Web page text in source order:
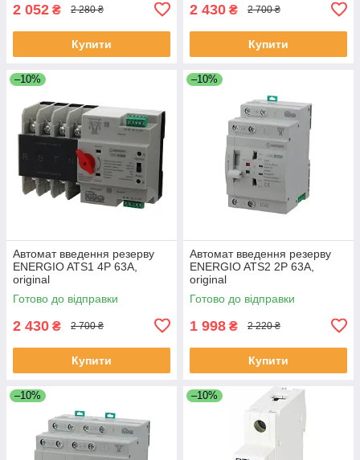
2 052 ₴ 2 280 ₴
Купити
2 430 ₴ 2 700 ₴
Купити
–10%
Автомат введення резерву
ENERGIO ATS1 4P 63A,
original
Готово до відправки
2 430 ₴ 2 700 ₴
Купити
–10%
Автомат введення резерву
ENERGIO ATS2 2P 63A,
original
Готово до відправки
1 998 ₴ 2 220 ₴
Купити
–10% –10%